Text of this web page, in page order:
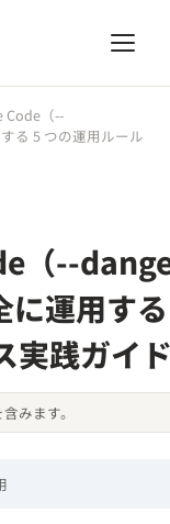
Code（--
る 5 つの運用ルール
（--
運用す
実践ガイ
みます。